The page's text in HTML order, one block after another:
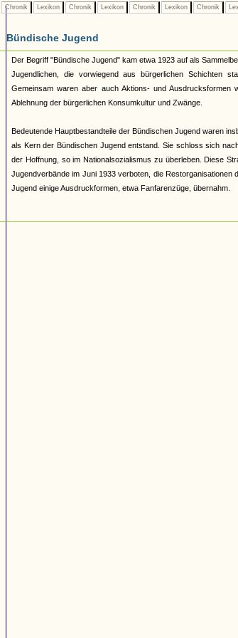
Chronik Lexikon Chronik Lexikon Chronik Lexikon Chronik
Bündische Jugend
Der Begriff "Bündische Jugend" kam etwa 1923 auf als
Jugendlichen, die vorwiegend aus bürgerlichen Schichten
Gemeinsam waren aber auch Aktions- und Ausdrucksformen
Ablehnung der bürgerlichen Konsumkultur und Zwänge.
Bedeutende Hauptbestandteile der Bündischen Jugend waren
als Kern der Bündischen Jugend entstand. Sie schloss sich
der Hoffnung, so im Nationalsozialismus zu überleben. Diese
Jugendverbände im Juni 1933 verboten, die
Jugend einige Ausdruckformen, etwa Fanfarenzüge, übernahm.